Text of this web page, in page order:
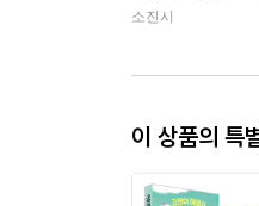
소진시
이 상품의 특